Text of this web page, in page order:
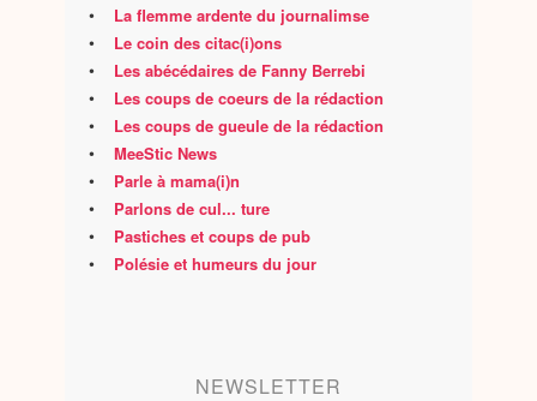
• La flemme ardente du journalimse
• Le coin des citac(i)ons
• Les abécédaires de Fanny Berrebi
• Les coups de coeurs de la rédaction
• Les coups de gueule de la rédaction
• MeeStic News
• Parle à mama(i)n
• Parlons de cul... ture
• Pastiches et coups de pub
• Polésie et humeurs du jour
NEWSLETTER